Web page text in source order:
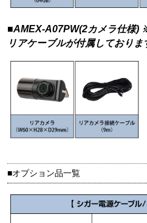
■AMEX-A07PW(2カメラ仕様)
リアケーブルが付属しておりま
■オプション品一覧